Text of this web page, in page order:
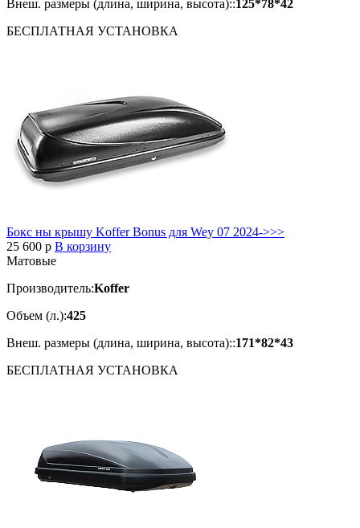
Внеш. размеры (длина, ширина, высота)::125*78*42
БЕСПЛАТНАЯ УСТАНОВКА
Бокс ны крышу Koffer Bonus для Wey 07 2024->>>
25 600 p В корзину
Матовые
Производитель:Koffer
Объем (л.):425
Внеш. размеры (длина, ширина, высота)::171*82*43
БЕСПЛАТНАЯ УСТАНОВКА